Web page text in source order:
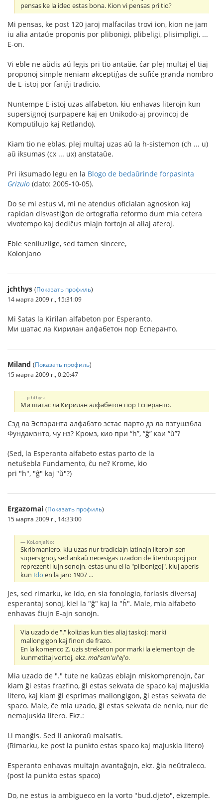
pensas ke la ideo estas bona. Kion vi pensas pri tio?
Mi pensas, ke post 120 jaroj malfacilas trovi ion, kion ne jam
iu alia antaŭe proponis por plibonigi, plibeligi, plisimpligi, ...
E-on.
Vi eble ne aŭdis aŭ legis pri tio antaŭe, ĉar plej multaj el tiaj
proponoj simple neniam akceptiĝas de sufiĉe granda nombro
de E-istoj por fariĝi tradicio.
Nuntempe E-istoj uzas alfabeton, kiu enhavas literojn kun
supersignoj (surpapere kaj en Unikodo-aj provincoj de
Komputilujo kaj Retlando).
Kiam tio ne eblas, plej multaj uzas aŭ la h-sistemon (ch ... u)
aŭ iksumas (cx ... ux) anstataŭe.
Pri iksumado legu en la Blogo de bedaŭrinde forpasinta
Grizulo (dato: 2005-10-05).
Do se mi estus vi, mi ne atendus oficialan agnoskon kaj
rapidan disvastiĝon de ortografia reformo dum mia cetera
vivotempo kaj dediĉus miajn fortojn al aliaj aferoj.
Eble seniluziige, sed tamen sincere,
Kolonjano
jchthys (Показать профиль)
14 марта 2009 г., 15:31:09
Mi ŝatas la Kirilan alfabeton por Esperanto.
Ми шатас ла Кирилан алфабетон пор Есперанто.
Miland (Показать профиль)
15 марта 2009 г., 0:20:47
jchthys:
Ми шатас ла Кирилан алфабетон пор Есперанто.
Сзд ла Эспзранта алфабзто зстас парто дз ла пзтушзбла
Фундамзнто, чу нз? Кромз, кио при “h”, “ĝ” каи “ŭ”?
(Sed, la Esperanta alfabeto estas parto de la
netuŝebla Fundamento, ĉu ne? Krome, kio
pri "h", "ĝ" kaj "ŭ"?)
Ergazomai (Показать профиль)
15 марта 2009 г., 14:33:00
KoLonJaNo:
Skribmaniero, kiu uzas nur tradiciajn latinajn literojn sen
supersignoj, sed ankaŭ necesigas uzadon de literduopoj por
reprezenti iujn sonojn, estas unu el la "plibonigoj", kiuj aperis
kun Ido en la jaro 1907 ...
Jes, sed rimarku, ke Ido, en sia fonologio, forlasis diversaj
esperantaj sonoj, kiel la "ĝ" kaj la "ĥ". Male, mia alfabeto
enhavas ĉiujn E-ajn sonojn.
Via uzado de "." kolizias kun ties aliaj taskoj: marki
mallongigon kaj finon de frazo.
En la komenco Z. uzis streketon por marki la elementojn de
kunmetitaj vortoj, ekz.mal'san'ul'ej'o.
Mia uzado de "." tute ne kaŭzas eblajn miskomprenojn, ĉar
kiam ĝi estas frazfino, ĝi estas sekvata de spaco kaj majuskla
litero, kaj kiam ĝi esprimas mallongigon, ĝi estas sekvata de
spaco. Male, ĉe mia uzado, ĝi estas sekvata de nenio, nur de
nemajuskla litero. Ekz.:
Li manĝis. Sed li ankoraŭ malsatis.
(Rimarku, ke post la punkto estas spaco kaj majuskla litero)
Esperanto enhavas multajn avantaĝojn, ekz. ĝia neŭtraleco.
(post la punkto estas spaco)
Do, ne estus ia ambigueco en la vorto "bud.djeto", ekzemple.